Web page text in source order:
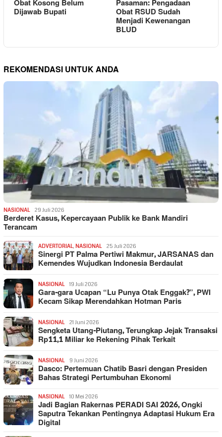
Obat Kosong Belum
Dijawab Bupati
Pasaman: Pengadaan
Obat RSUD Sudah
Menjadi Kewenangan
BLUD
REKOMENDASI UNTUK ANDA
NASIONAL 29 Juli 2026
Berderet Kasus, Kepercayaan Publik ke Bank Mandiri
Terancam
ADVERTORIAL, NASIONAL 25 Juli 2026
Sinergi PT Palma Pertiwi Makmur, JARSANAS dan
Kemendes Wujudkan Indonesia Berdaulat
NASIONAL 19 Juli 2026
Gara-gara Ucapan “Lu Punya Otak Enggak?”, PWI
Kecam Sikap Merendahkan Hotman Paris
NASIONAL 21 Juni 2026
Sengketa Utang-Piutang, Terungkap Jejak Transaksi
Rp11,1 Miliar ke Rekening Pihak Terkait
NASIONAL 9 Juni 2026
Dasco: Pertemuan Chatib Basri dengan Presiden
Bahas Strategi Pertumbuhan Ekonomi
NASIONAL 10 Mei 2026
Jadi Bagian Rakernas PERADI SAI 2026, Ongki
Saputra Tekankan Pentingnya Adaptasi Hukum Era
Digital